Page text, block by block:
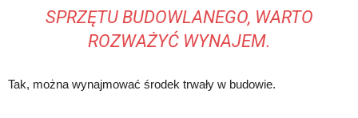
SPRZĘTU BUDOWLANEGO, WARTO
ROZWAŻYĆ WYNAJEM.
Tak, można wynajmować środek trwały w budowie.